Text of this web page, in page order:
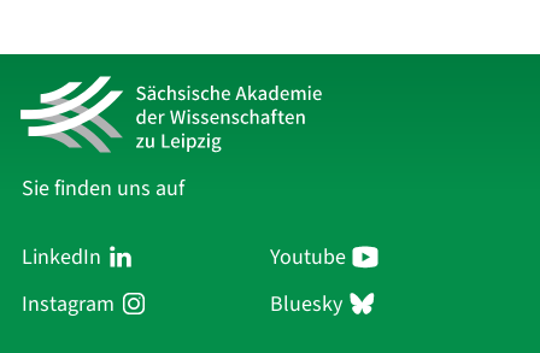
Sie finden uns auf
LinkedIn
Youtube
Instagram
Bluesky